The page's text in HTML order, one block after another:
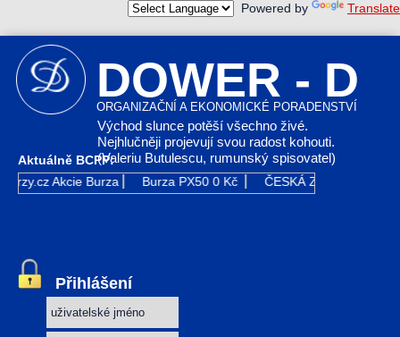
Powered by Translate
DOWER - D
ORGANIZAČNÍ A EKONOMICKÉ PORADENSTVÍ
Východ slunce potěší všechno živé.
Nejhlučněji projevují svou radost kohouti.
(Valeriu Butulescu, rumunský spisovatel)
Aktuálně BCPP:
Akcie Burza Burza PX50 0 Kč ČESKÁ ZBROJOVKA GR
Přihlášení